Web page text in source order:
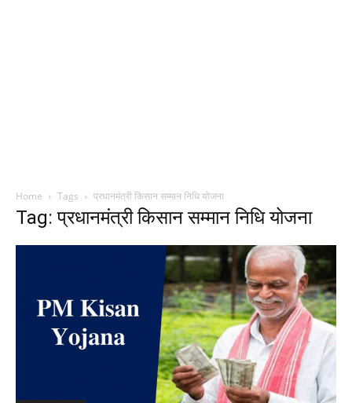
Home Tags प्रधानमंत्री किसान सम्मान निधि योजना
Tag: प्रधानमंत्री किसान सम्मान निधि योजना